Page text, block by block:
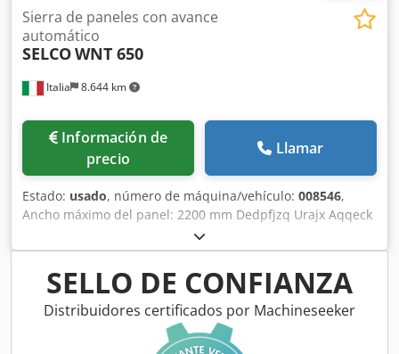
Italia 8.644 km
Sierra de paneles con avance
automático
SELCOWNT 650
Información de
precio
Llamar
Estado: usado, número de máquina/vehículo: 008546,
Ancho máximo del panel: 2200 mm Dedpfjzq Urajx Aqqeck
Largo máximo del panel: 3800 mm Diámetro máximo de la
hoja de sierra principal: 123 mm Número de mordazas de
sujeción: 7
SELLO DE CONFIANZA
Distribuidores certificados por Machineseeker